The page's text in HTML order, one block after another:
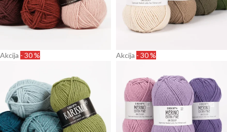
Akcija - 30 % Akcija - 30 %